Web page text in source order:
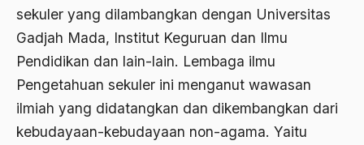
sekuler yang dilambangkan dengan Universitas
Gadjah Mada, Institut Keguruan dan Ilmu
Pendidikan dan lain-lain. Lembaga ilmu
Pengetahuan sekuler ini menganut wawasan
ilmiah yang didatangkan dan dikembangkan dari
kebudayaan-kebudayaan non-agama. Yaitu
1996
1995
1994
1993
1992
Aceh
Ad-daulah
Adaptif Islam
adat